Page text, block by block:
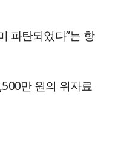
파탄되었다”는 항
만 원의 위자료